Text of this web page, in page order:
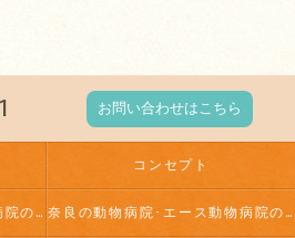
お問い合わせはこちら
コンセプト
奈良の動物病院･エース動物病院の口コミ情報 奈良の動物病院･エース動物病院の評判